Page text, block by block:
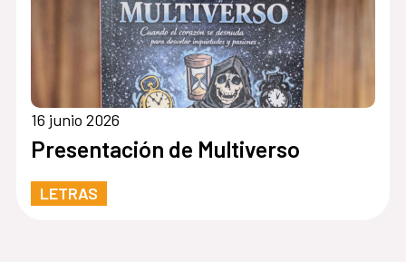
16 junio 2026
Presentación de Multiverso
LETRAS